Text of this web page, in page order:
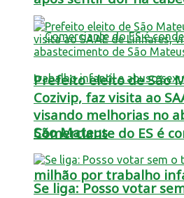
Comerciante do ES é
milhão por trabalho
Prefeito eleito de São
Cozivip, faz visita ao
visando melhorias no
São Mateus
Se liga: Posso votar